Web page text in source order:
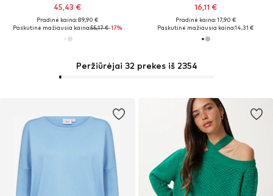
45,43 €
Pradinė kaina: 89,90 €
Paskutinė mažiausia kaina:55,17 €-17%
16,11 €
Pradinė kaina: 17,90 €
Paskutinė mažiausia kaina:14,31 €
Peržiūrėjai 32 prekes iš 2354